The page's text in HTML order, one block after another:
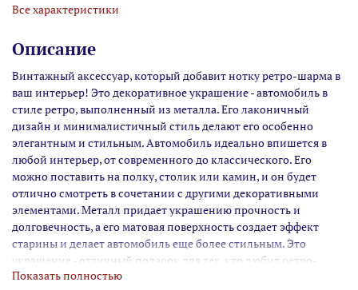
Все характеристики
Описание
Винтажный аксессуар, который добавит нотку ретро-шарма в
ваш интерьер! Это декоративное украшение - автомобиль в
стиле ретро, выполненный из металла. Его лаконичный
дизайн и минималистичный стиль делают его особенно
элегантным и стильным. Автомобиль идеально впишется в
любой интерьер, от современного до классического. Его
можно поставить на полку, столик или камин, и он будет
отлично смотреть в сочетании с другими декоративными
элементами. Металл придает украшению прочность и
долговечность, а его матовая поверхность создает эффект
старины и делает автомобиль еще более стильным. Это
украшение - отличный подарок для тех, кто любит ретро-
стиль и хочет привнести в свой дом частичку ностальгии и
Показать полностью